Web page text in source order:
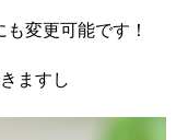
変更可能です！
ますし